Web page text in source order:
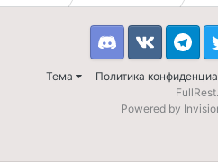
Тема Политика
DiscordVK
Powered by